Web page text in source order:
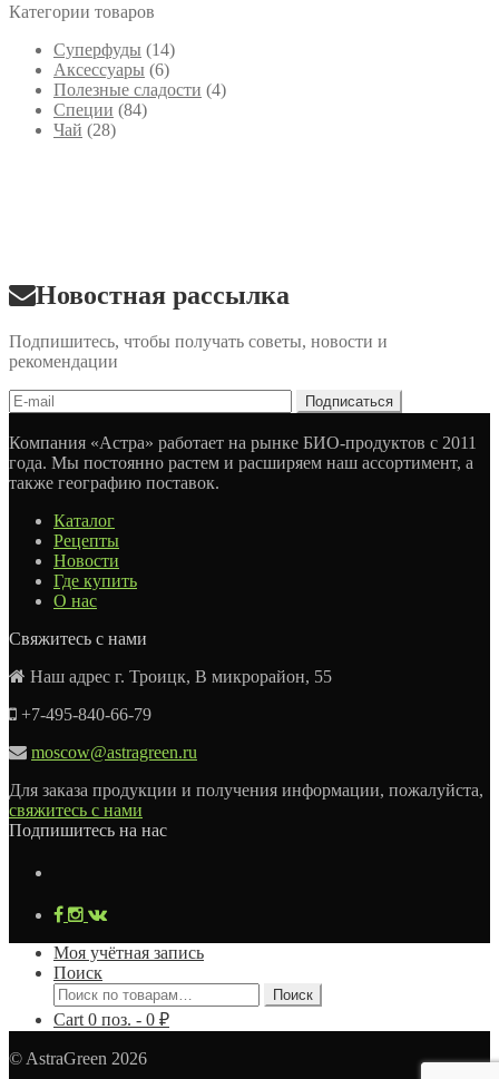
Категории товаров
Cуперфуды (14)
Аксессуары (6)
Полезные сладости (4)
Специи (84)
Чай (28)
Новостная рассылка
Подпишитесь, чтобы получать советы, новости и
рекомендации
Компания «Астра» работает на рынке БИО-продуктов с 2011
года. Мы постоянно растем и расширяем наш ассортимент, а
также географию поставок.
Каталог
Рецепты
Новости
Где купить
О нас
Свяжитесь с нами
Наш адрес г. Троицк, В микрорайон, 55
+7-495-840-66-79
moscow@astragreen.ru
Для заказа продукции и получения информации, пожалуйста,
свяжитесь с нами
Подпишитесь на нас
Моя учётная запись
Поиск
Искать:
Поиск
Cart 0 поз. - 0 ₽
© AstraGreen 2026